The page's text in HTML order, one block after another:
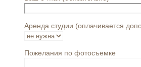
Аренда студии (оплачивается
Пожелания по фотосъемке